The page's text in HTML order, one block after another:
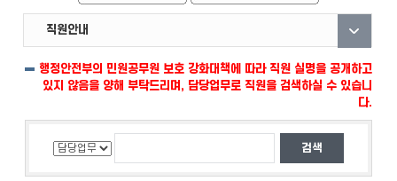
직원안내
부서안내
자료실
행정안전부의 민원공무원 보호 강화대책에 따라 직원 실명을 공개하고
있지 않음을 양해 부탁드리며, 담당업무로 직원을 검색하실 수 있습니
다.